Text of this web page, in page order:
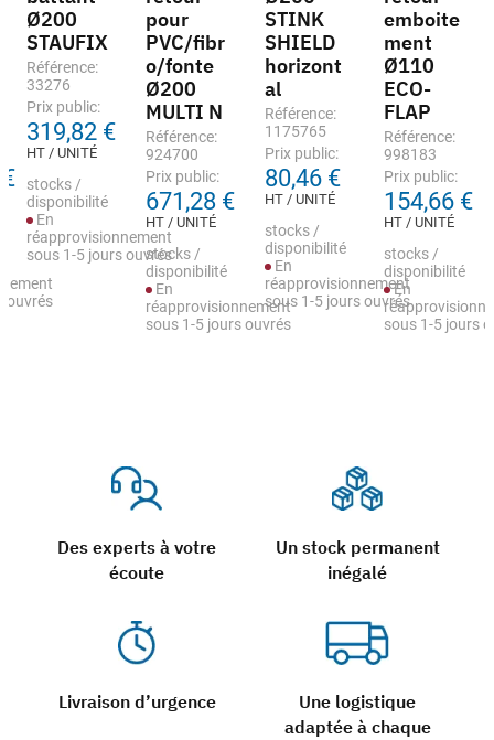
Des experts à votre
écoute
Un stock permanent
inégalé
Livraison d’urgence
Une logistique
adaptée à chaque
ouvrés
Ø200
STAUFIX
Référence:
33276
Prix public:
319,82 €
HT / UNITÉ
stocks /
disponibilité
En
réapprovisionnement
sous 1-5 jours ouvrés
pour
PVC/fibr
o/fonte
Ø200
MULTI N
Référence:
924700
Prix public:
671,28 €
HT / UNITÉ
stocks /
disponibilité
En
réapprovisionnement
sous 1-5 jours ouvrés
STINK
SHIELD
horizont
al
Référence:
1175765
Prix public:
80,46 €
HT / UNITÉ
stocks /
disponibilité
En
réapprovisionnement
sous 1-5 jours ouvrés
emboite
ment
Ø110
ECO-
FLAP
Référence:
998183
Prix public:
154,66 €
HT / UNITÉ
stocks /
disponibilité
En
sous 1-5 jours